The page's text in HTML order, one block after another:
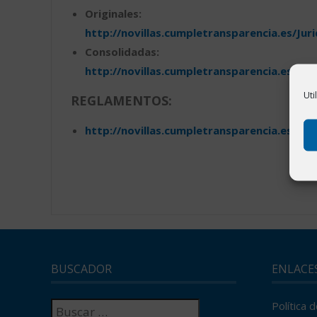
Originales:
http://novillas.cumpletransparencia.es/
Consolidadas:
http://novillas.cumpletransparencia.es/
REGLAMENTOS:
http://novillas.cumpletransparencia.es/
BUSCADOR
Buscar: Política